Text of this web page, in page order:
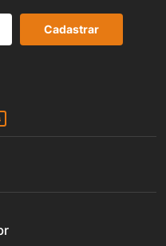
Cadastrar